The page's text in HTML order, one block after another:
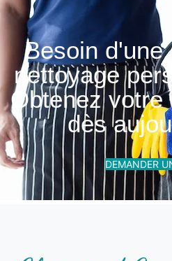
Besoin d'une
nettoyage
Obtenez votre
dès
DEMANDER